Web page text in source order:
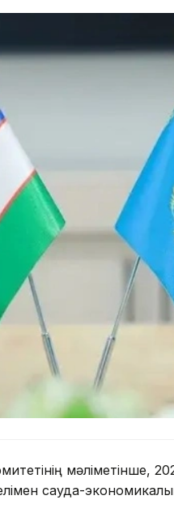
мәліметінше,
сауда-